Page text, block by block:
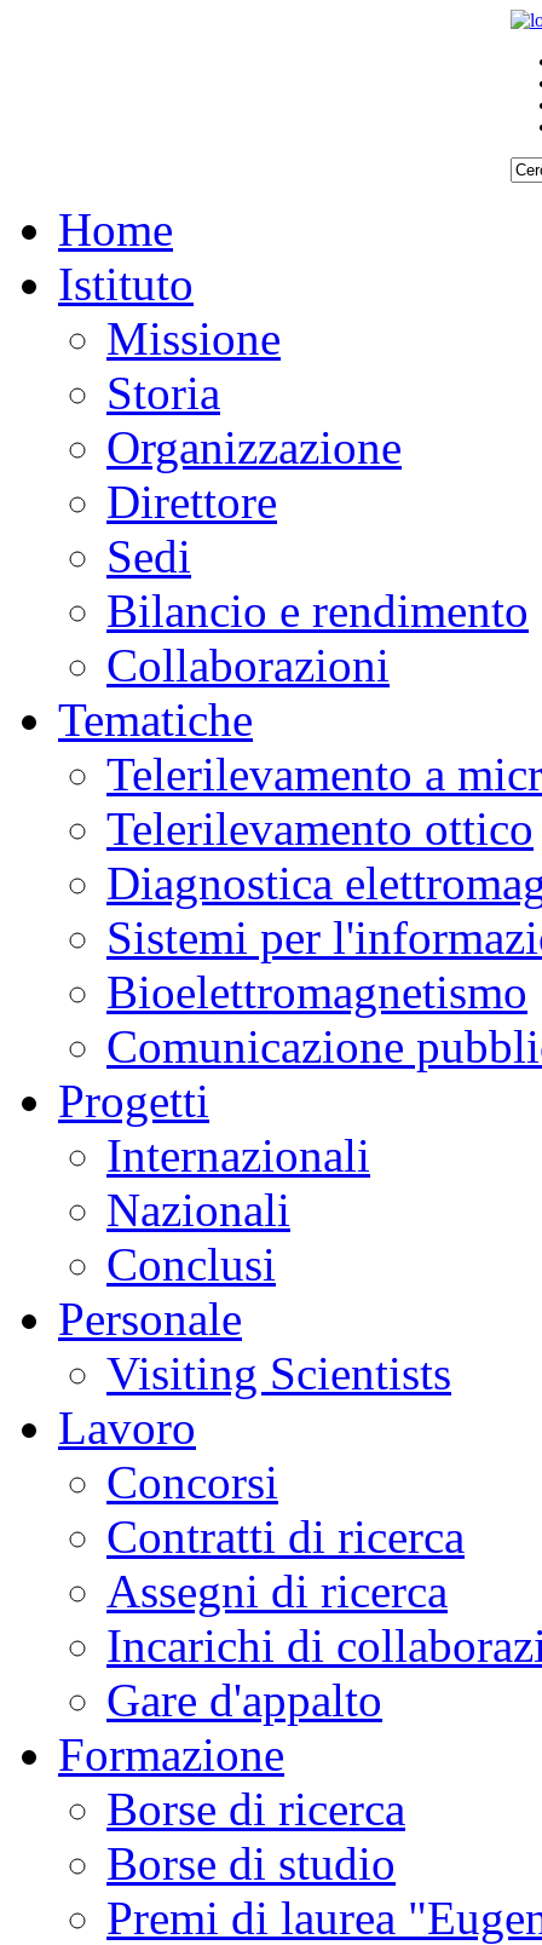
Home
Istituto
Missione
Storia
Organizzazione
Direttore
Sedi
Bilancio e rendimento
Collaborazioni
Tematiche
Telerilevamento a
Telerilevamento ottico
Diagnostica
Sistemi per
Bioelettromagnetismo
Comunicazione
Progetti
Internazionali
Nazionali
Conclusi
Personale
Visiting Scientists
Lavoro
Concorsi
Contratti di ricerca
Assegni di ricerca
Incarichi di
Gare d'appalto
Formazione
Borse di ricerca
Borse di studio
Premi di laurea